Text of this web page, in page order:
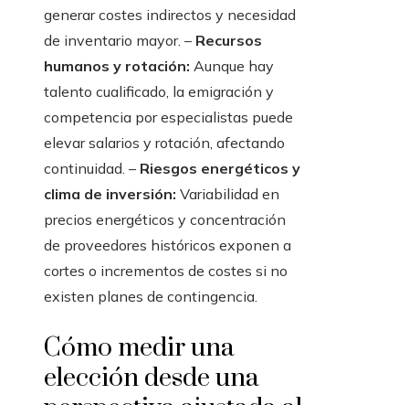
generar costes indirectos y necesidad
de inventario mayor. – Recursos
humanos y rotación: Aunque hay
talento cualificado, la emigración y
competencia por especialistas puede
elevar salarios y rotación, afectando
continuidad. – Riesgos energéticos y
clima de inversión: Variabilidad en
precios energéticos y concentración
de proveedores históricos exponen a
cortes o incrementos de costes si no
existen planes de contingencia.
Cómo medir una
elección desde una